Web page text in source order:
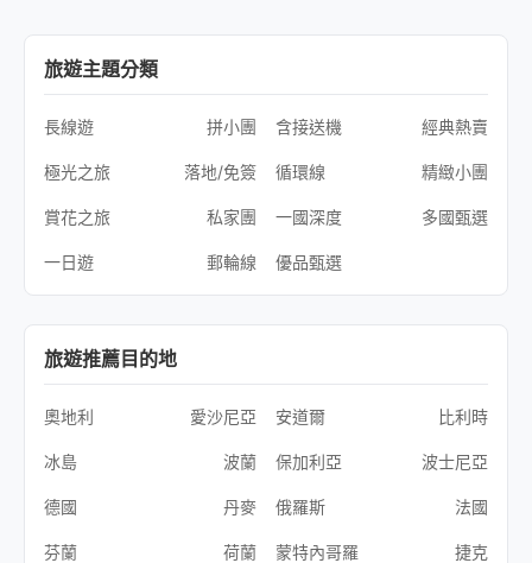
旅遊主題分類
長線遊 拼小團 含接送機 經典熱賣
極光之旅 落地/免簽 循環線 精緻小團
賞花之旅 私家團 一國深度 多國甄選
一日遊 郵輪線 優品甄選
旅遊推薦目的地
奧地利 愛沙尼亞 安道爾 比利時
冰島 波蘭 保加利亞 波士尼亞
德國 丹麥 俄羅斯 法國
芬蘭 荷蘭 蒙特內哥羅 捷克